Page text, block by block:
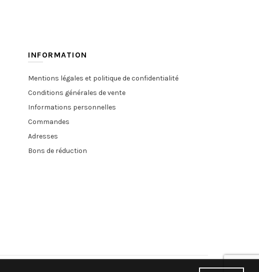
INFORMATION
Mentions légales et politique de confidentialité
Conditions générales de vente
Informations personnelles
Commandes
Adresses
Bons de réduction